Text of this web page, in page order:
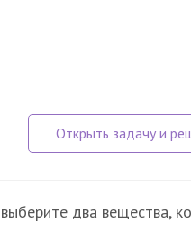
два вещества,